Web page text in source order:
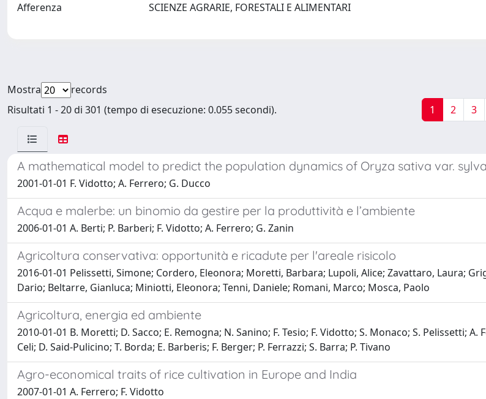
Afferenza SCIENZE AGRARIE, FORESTALI E ALIMENTARI
Mostra
records
Risultati 1 - 20 di 301 (tempo di esecuzione: 0.055 secondi).
1 2 3
A mathematical model to predict the population dynamics of Oryza sativa var.
2001-01-01 F. Vidotto; A. Ferrero; G. Ducco
Acqua e malerbe: un binomio da gestire per la produttività e l’ambiente
2006-01-01 A. Berti; P. Barberi; F. Vidotto; A. Ferrero; G. Zanin
Agricoltura conservativa: opportunità e ricadute per l'areale risicolo
2016-01-01 Pelissetti, Simone; Cordero, Eleonora; Moretti, Barbara; Lupoli, Alice; Zavattaro, Laura;
Dario; Beltarre, Gianluca; Miniotti, Eleonora; Tenni, Daniele; Romani, Marco; Mosca, Paolo
Agricoltura, energia ed ambiente
2010-01-01 B. Moretti; D. Sacco; E. Remogna; N. Sanino; F. Tesio; F. Vidotto; S. Monaco; S. Pelissetti;
Celi; D. Said-Pulicino; T. Borda; E. Barberis; F. Berger; P. Ferrazzi; S. Barra; P. Tivano
Agro-economical traits of rice cultivation in Europe and India
2007-01-01 A. Ferrero; F. Vidotto